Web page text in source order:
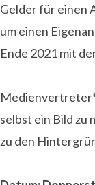
Gelder für einen
um einen
Ende 2021 mit
selbst ein Bild zu
zu den